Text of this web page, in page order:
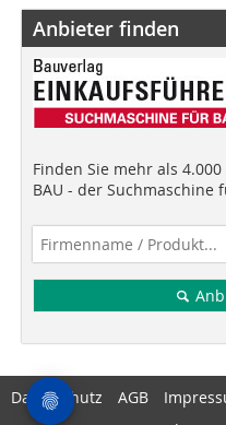
Anbieter finden
Finden Sie mehr als 4.000
BAU - der Suchmaschine
Datenschutz AGB